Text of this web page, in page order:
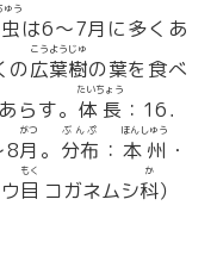
ゅう
は6〜7月に多くあ
の広葉樹
こうようじゅ
の葉を食べ
らす。 体長
たいちょう
：16．
8月
がつ
。 分布
ぶんぷ
： 本州
ほんしゅう
・
目
もく
コガネムシ科
か
）